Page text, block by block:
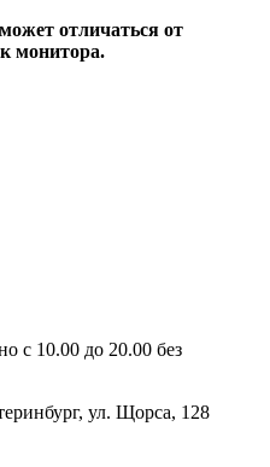
отличаться от
монитора.
с 10.00 до 20.00 без
ул. Щорса, 128